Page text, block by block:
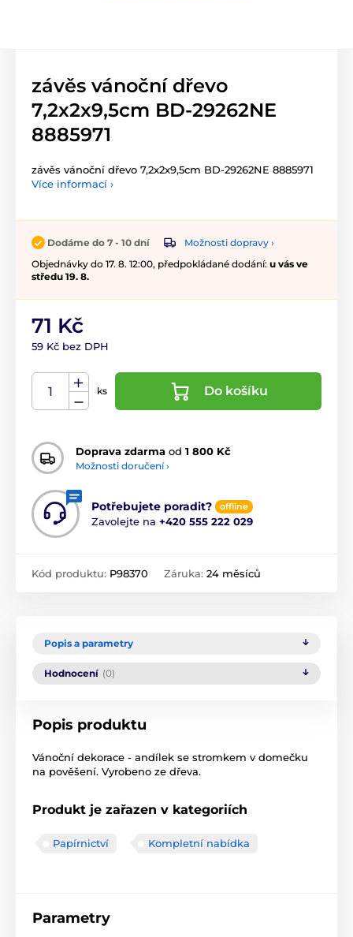
závěs vánoční dřevo
7,2x2x9,5cm BD-29262NE
8885971
závěs vánoční dřevo 7,2x2x9,5cm BD-29262NE 8885971
Více informací ›
Dodáme do 7 - 10 dní
Možnosti dopravy ›
Objednávky do 17. 8. 12:00, předpokládané dodání: u vás ve
středu 19. 8.
71 Kč
59 Kč bez DPH
ks Do košíku
Doprava zdarma od 1 800 Kč
Možnosti doručení ›
Potřebujete poradit? offline
Zavolejte na +420 555 222 029
Kód produktu: P98370 Záruka: 24 měsíců
Popis a parametry
Hodnocení (0)
Popis produktu
Vánoční dekorace - andílek se stromkem v domečku
na pověšení. Vyrobeno ze dřeva.
Produkt je zařazen v kategoriích
Papírnictví Kompletní nabídka
Parametry